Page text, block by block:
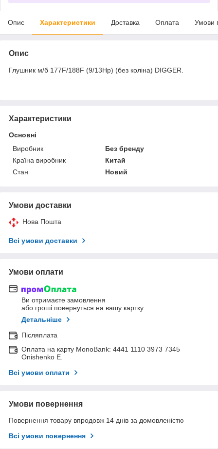
Опис Характеристики Доставка Оплата Умови
Опис
Глушник м/б 177F/188F (9/13Hp) (без коліна) DIGGER.
Характеристики
Основні
Виробник
Без бренду
Країна виробник
Китай
Стан
Новий
Умови доставки
Нова Пошта
Всі умови доставки
Умови оплати
Ви отримаєте замовлення
або гроші повернуться на вашу картку
Детальніше
Післяплата
Оплата на карту MonoBank: 4441 1110 3973 7345
Onishenko E.
Всі умови оплати
Умови повернення
Повернення товару впродовж 14 днів за домовленістю
Всі умови повернення